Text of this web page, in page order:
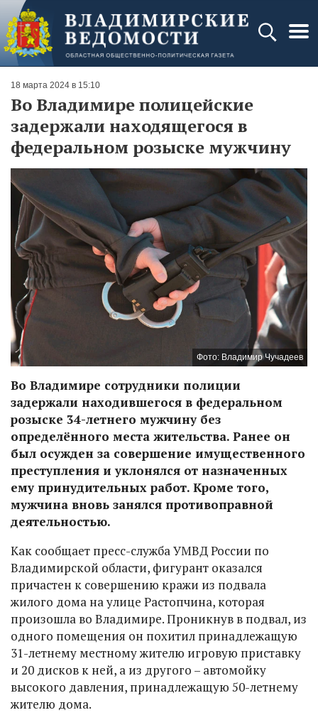
18 марта 2024 в 15:10
Во Владимире полицейские
задержали находящегося в
федеральном розыске мужчину
Фото: Владимир Чучадеев
Во Владимире сотрудники полиции
задержали находившегося в федеральном
розыске 34-летнего мужчину без
определённого места жительства. Ранее он
был осужден за совершение имущественного
преступления и уклонялся от назначенных
ему принудительных работ. Кроме того,
мужчина вновь занялся противоправной
деятельностью.
Как сообщает пресс-служба УМВД России по
Владимирской области, фигурант оказался
причастен к совершению кражи из подвала
жилого дома на улице Растопчина, которая
произошла во Владимире. Проникнув в подвал, из
одного помещения он похитил принадлежащую
31-летнему местному жителю игровую приставку
и 20 дисков к ней, а из другого – автомойку
высокого давления, принадлежащую 50-летнему
жителю дома.